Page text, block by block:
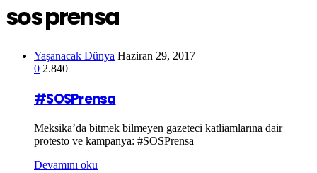
sos prensa
Yaşanacak Dünya Haziran 29, 2017
0 2.840
#SOSPrensa
Meksika’da bitmek bilmeyen gazeteci katliamlarına dair
protesto ve kampanya: #SOSPrensa
Devamını oku